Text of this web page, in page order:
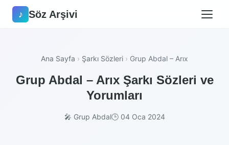
♪ Söz Arşivi
Ana Sayfa › Şarkı Sözleri › Grup Abdal – Arıx
Grup Abdal – Arıx Şarkı Sözleri ve
Yorumları
🎤 Grup Abdal🕒 04 Oca 2024